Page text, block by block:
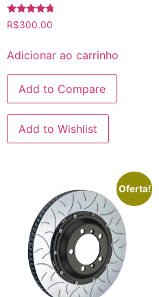
Avaliação
4.50
R$300.00
Adicionar ao carrinho
Add to Compare
Add to Wishlist
Oferta!